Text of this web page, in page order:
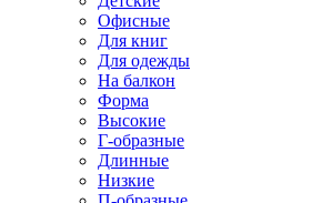
Офисные
Для книг
Для одежды
На балкон
Форма
Высокие
Г-образные
Длинные
Низкие